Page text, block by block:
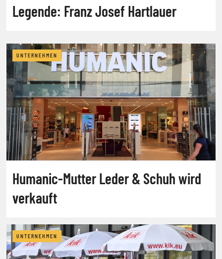
Legende: Franz Josef Hartlauer
UNTERNEHMEN
Humanic-Mutter Leder & Schuh wird
verkauft
UNTERNEHMEN